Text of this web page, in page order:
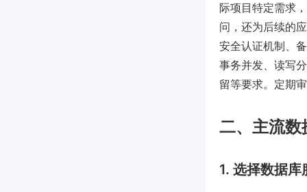
际项目特定需求
问，还为后续的
安全认证机制、
事务并发、读写
留等要求。定期
二、主流数
1. 选择数据库